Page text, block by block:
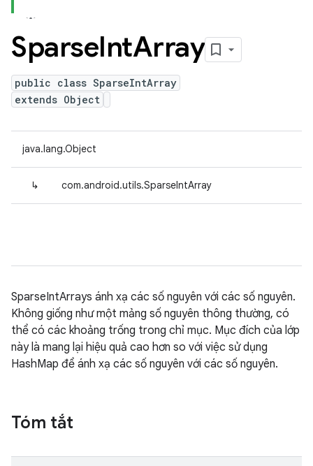
SparseIntArray
public class SparseIntArray
extends Object
java.lang.Object
↳ com.android.utils.SparseIntArray
SparseIntArrays ánh xạ các số nguyên với các số nguyên.
Không giống như một mảng số nguyên thông thường, có
thể có các khoảng trống trong chỉ mục. Mục đích của lớp
này là mang lại hiệu quả cao hơn so với việc sử dụng
HashMap để ánh xạ các số nguyên với các số nguyên.
Tóm tắt